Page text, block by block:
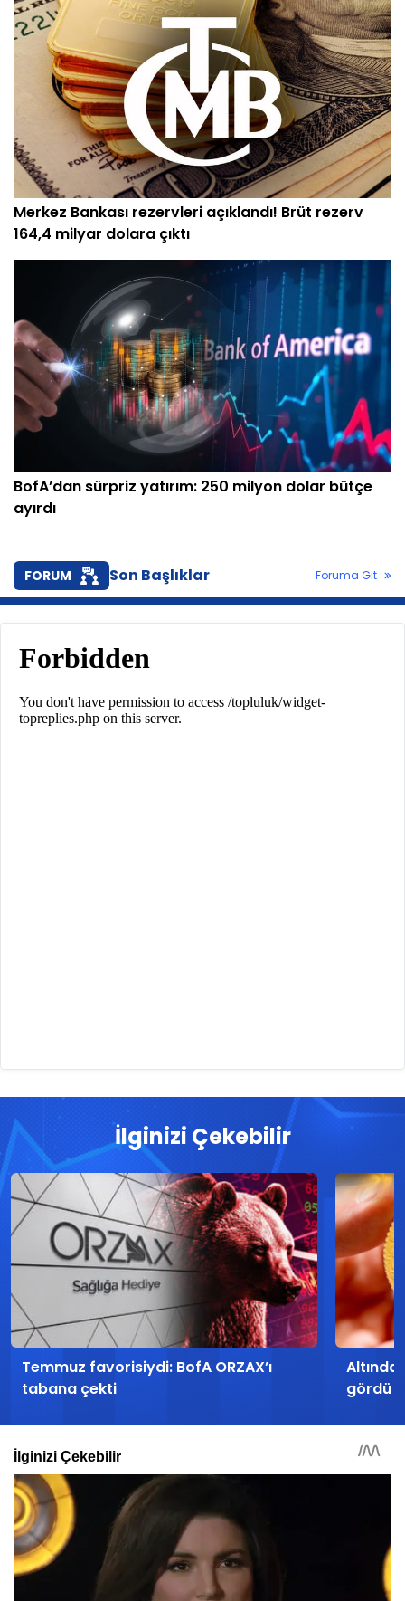
Merkez Bankası rezervleri açıklandı! Brüt rezerv
164,4 milyar dolara çıktı
BofA’dan sürpriz yatırım: 250 milyon dolar bütçe
ayırdı
FORUM Son Başlıklar Foruma Git
İlginizi Çekebilir
Temmuz favorisiydi: BofA ORZAX’ı
tabana çekti
gördü